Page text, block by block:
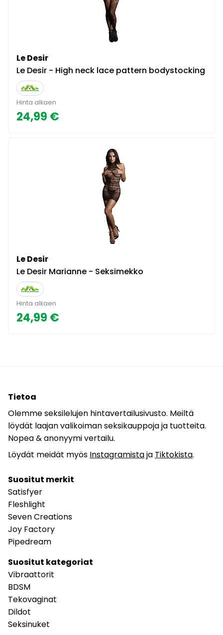
Le Desir
Le Desir - High neck lace pattern bodystocking
Hinta alkaen
24,99 €
Le Desir
Le Desir Marianne - Seksimekko
Hinta alkaen
24,99 €
Tietoa
Olemme seksilelujen hintavertailusivusto. Meiltä
löydät laajan valikoiman seksikauppoja ja tuotteita.
Nopea & anonyymi vertailu.
Löydät meidät myös Instagramistaja Tiktokista.
Suositut merkit
Satisfyer
Fleshlight
Seven Creations
Joy Factory
Pipedream
Suositut kategoriat
Vibraattorit
BDSM
Tekovaginat
Dildot
Seksinuket